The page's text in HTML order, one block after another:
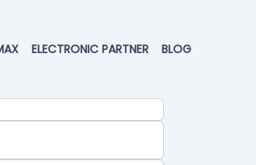
ELECTRONIC PARTNER BLOG